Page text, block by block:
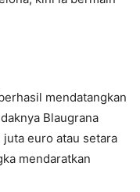
mendatangkan
Blaugrana
euro atau setara
mendaratkan